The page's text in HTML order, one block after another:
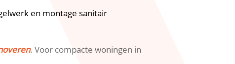
en montage sanitair
.​ Voor compacte woningen in